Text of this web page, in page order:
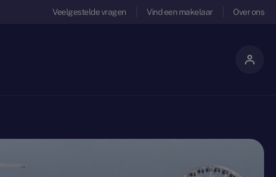
Veelgestelde vragen Vind een makelaar Over ons